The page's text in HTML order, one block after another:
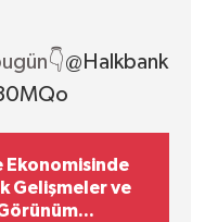
@Halkbank
Ekonomisinde
Gelişmeler ve